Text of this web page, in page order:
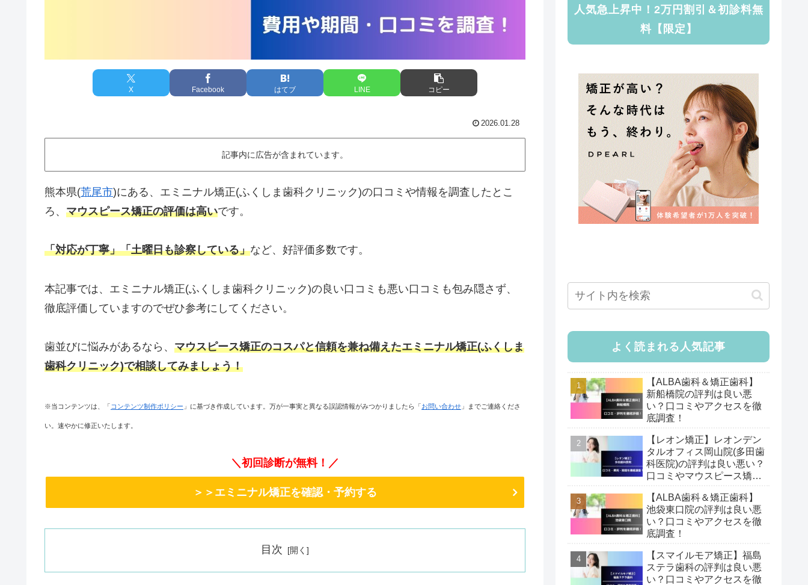
X Facebook はてブ LINE コピー
2026.01.28
記事内に広告が含まれています。
熊本県(荒尾市)にある、エミニナル矯正(ふくしま歯科クリニック)の口コミや情報を調査したとこ
ろ、 マウスピース矯正の評価は高いです。
「対応が丁寧」「土曜日も診察している」など、好評価多数です。
本記事では、エミニナル矯正(ふくしま歯科クリニック)の良い口コミも悪い口コミも包み隠さず、
徹底評価していますのでぜひ参考にしてください。
歯並びに悩みがあるなら、 マウスピース矯正のコスパと信頼を兼ね備えたエミニナル矯正(ふくしま
歯科クリニック)で相談してみましょう！
※当コンテンツは、「 コンテンツ制作ポリシー 」に基づき作成しています。万が一事実と異なる誤認情報がみつかりましたら「お問い合わせ 」までご連絡くださ
い。速やかに修正いたします。
＼初回診断が無料！／
＞＞エミニナル矯正を確認・予約する
目次
人気急上昇中！2万円割引＆初診料無
料【限定】
よく読まれる人気記事
【ALBA歯科＆矯正歯科】
新船橋院の評判は良い悪
い？口コミやアクセスを徹
底調査！
【レオン矯正】レオンデン
タルオフィス岡山院(多田歯
科医院)の評判は良い悪い？
口コミやマウスピース矯正
【ALBA歯科＆矯正歯科】
池袋東口院の評判は良い悪
い？口コミやアクセスを徹
底調査！
【スマイルモア矯正】福島
ステラ歯科の評判は良い悪
い？口コミやアクセスを徹